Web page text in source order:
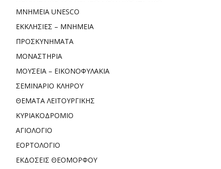
ΜΝΗΜΕΙΑ UNESCO
ΕΚΚΛΗΣΙΕΣ – ΜΝΗΜΕΙΑ
ΠΡΟΣΚΥΝΗΜΑΤΑ
ΜΟΝΑΣΤΗΡΙΑ
ΜΟΥΣΕΙΑ – ΕΙΚΟΝΟΦΥΛΑΚΙΑ
ΣΕΜΙΝΑΡΙΟ ΚΛΗΡΟΥ
ΘΕΜΑΤΑ ΛΕΙΤΟΥΡΓΙΚΗΣ
ΚΥΡΙΑΚΟΔΡΟΜΙΟ
ΑΓΙΟΛΟΓΙΟ
ΕΟΡΤΟΛΟΓΙΟ
ΕΚΔΟΣΕΙΣ ΘΕΟΜΟΡΦΟΥ